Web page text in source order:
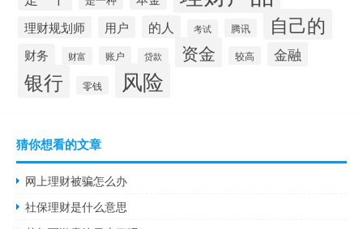
理财规划师 用户 的人 考试 腾讯 自己的
财务 财富 账户 贷款 资金 较高 金融
银行 零钱 风险
猜你想看的文章
网上理财被骗怎么办
社保理财是什么意思